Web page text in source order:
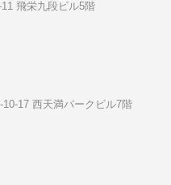
飛栄九段ビル5階
17 ⻄天満パークビル7階